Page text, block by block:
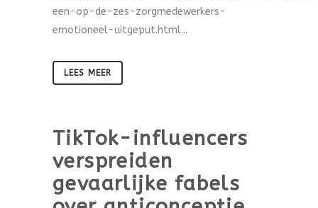
een-op-de-zes-zorgmedewerkers-
emotioneel-uitgeput.html...
LEES MEER
TikTok-influencers
verspreiden
gevaarlijke fabels